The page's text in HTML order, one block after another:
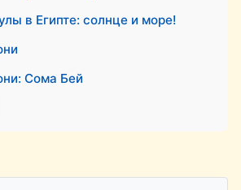
в Египте: солнце и море!
Сома Бей